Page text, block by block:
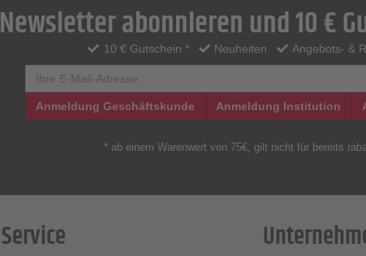
Newsletter abonnieren und 10 €
10 € Gutschein * Neuheiten Angebots- &
Anmeldung Geschäftskunde Anmeldung Institution
* ab einem Warenwert von 75€, gilt nicht für bereits
Service